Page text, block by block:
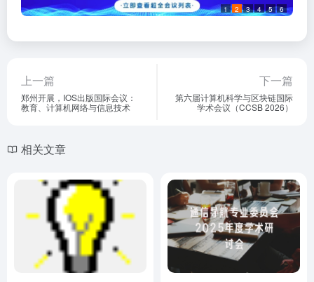
1 2 3 4 5 6
上一篇
郑州开展，IOS出版国际会议：
教育、计算机网络与信息技术
下一篇
第六届计算机科学与区块链国际
学术会议（CCSB 2026）
相关文章